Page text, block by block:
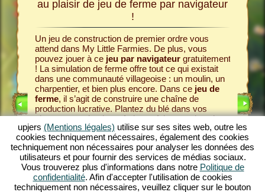
sites
de
au plaisir de jeu de ferme par navigateur
!
Un jeu de construction de premier ordre vous
attend dans My Little Farmies. De plus, vous
pouvez jouer à ce jeu par navigateurgratuitement
! La simulation de ferme offre tout ce qui existait
dans une communauté villageoise : un moulin, un
charpentier, et bien plus encore. Dans ce jeu de
ferme, il s’agit de construire une chaîne de
production lucrative. Plantez du blé dans vos
champs, moulez-le en farine et faites-en du pain
dans la boulangerie. My Little Farmies est unjeu
de villageavec des fonctions variées et de
magnifiques graphismes. Vous concevez
l’agriculture dans tous ces aspects : de la culture
de légumes à l’élevage d’animaux. Vous y
rencontrerez des animaux d’élevage traditionnels,
comme le porc laineux ou la poule laineuse. Jouez
Tout
Pour
et
des
œufs et
raisins
nobles.
prend
clients
acheter
de
upjers (Mentions légales) utilise sur ses sites web, outre les
cookies techniquement nécessaires, également des cookies
techniquement non nécessaires pour analyser les données des
utilisateurs et pour fournir des services de médias sociaux.
Vous trouverez plus d'informations dans notre Politique de
confidentialité. Afin d'accepter l'utilisation de cookies
techniquement non nécessaires, veuillez cliquer sur le bouton